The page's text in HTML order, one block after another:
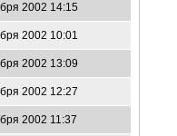
2002 14:15
2002 10:01
2002 13:09
2002 12:27
2002 11:37